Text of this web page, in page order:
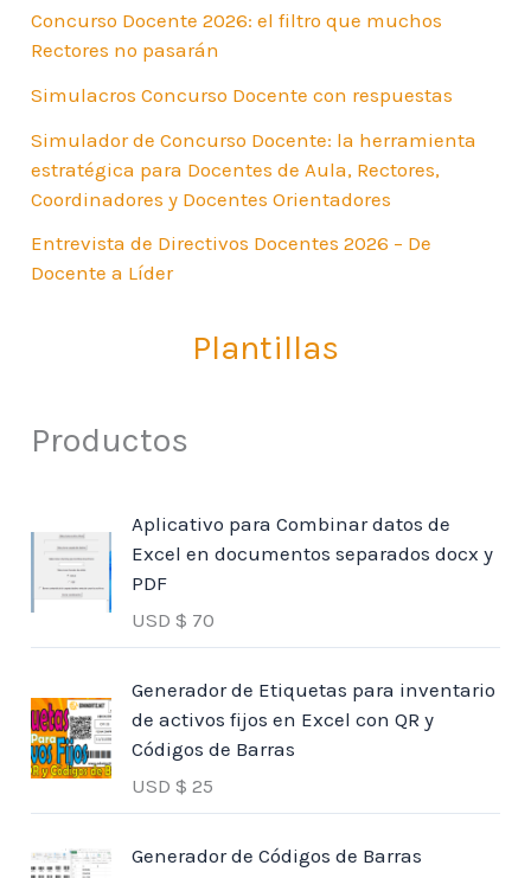
Concurso Docente 2026: el filtro que muchos
Rectores no pasarán
Simulacros Concurso Docente con respuestas
Simulador de Concurso Docente: la herramienta
estratégica para Docentes de Aula, Rectores,
Coordinadores y Docentes Orientadores
Entrevista de Directivos Docentes 2026 – De
Docente a Líder
Plantillas
Productos
Aplicativo para Combinar datos de
Excel en documentos separados docx y
PDF
USD $ 70
Generador de Etiquetas para inventario
de activos fijos en Excel con QR y
Códigos de Barras
USD $ 25
Generador de Códigos de Barras